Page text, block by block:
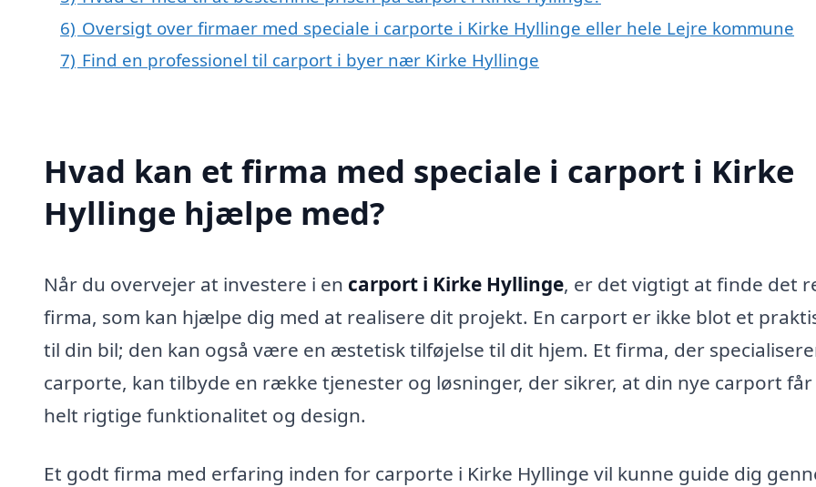
6) Oversigt over firmaer med speciale i carporte i Kirke Hyllinge eller hele Lejre kommune
7) Find en professionel til carport i byer nær Kirke Hyllinge
Hvad kan et firma med speciale i carport i Kirke
Hyllinge hjælpe med?
Når du overvejer at investere i en carport i Kirke Hyllinge, er det vigtigt at finde det
firma, som kan hjælpe dig med at realisere dit projekt. En carport er ikke blot et
til din bil; den kan også være en æstetisk tilføjelse til dit hjem. Et firma, der
carporte, kan tilbyde en række tjenester og løsninger, der sikrer, at din nye carport får
helt rigtige funktionalitet og design.
Et godt firma med erfaring inden for carporte i Kirke Hyllinge vil kunne guide dig